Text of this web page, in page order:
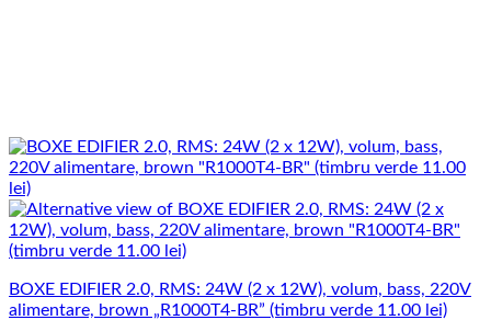
BOXE EDIFIER 2.0, RMS: 24W (2 x 12W), volum, bass, 220V
alimentare, brown „R1000T4-BR” (timbru verde 11.00 lei)